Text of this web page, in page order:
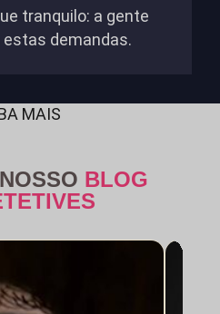
tranquilo: a gente
demandas.
MAIS
BLOG